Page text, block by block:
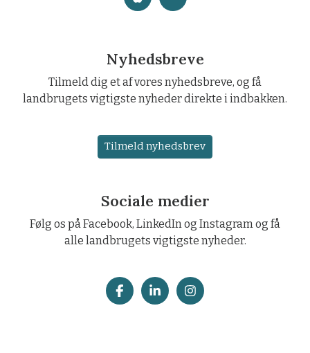
Nyhedsbreve
Tilmeld dig et af vores nyhedsbreve, og få
landbrugets vigtigste nyheder direkte i indbakken.
Tilmeld nyhedsbrev
Sociale medier
Følg os på Facebook, LinkedIn og Instagram og få
alle landbrugets vigtigste nyheder.